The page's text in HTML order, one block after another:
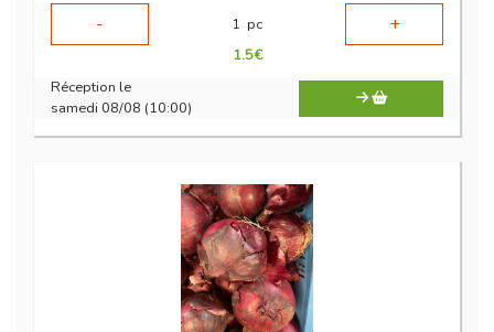
-
1 pc +
1.5€
Réception le
samedi 08/08 (10:00)